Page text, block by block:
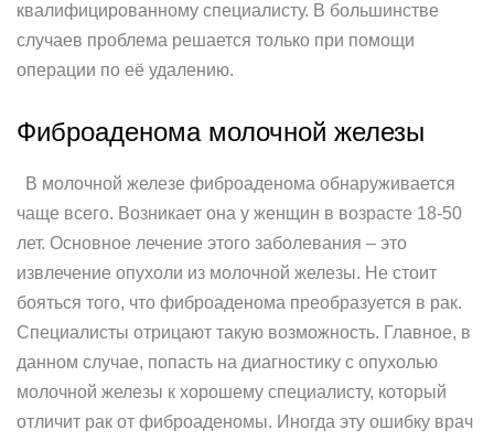
квалифицированному специалисту. В большинстве
случаев проблема решается только при помощи
операции по её удалению.
Фиброаденома молочной железы
В молочной железе фиброаденома обнаруживается
чаще всего. Возникает она у женщин в возрасте 18-50
лет. Основное лечение этого заболевания – это
извлечение опухоли из молочной железы. Не стоит
бояться того, что фиброаденома преобразуется в рак.
Специалисты отрицают такую возможность. Главное, в
данном случае, попасть на диагностику с опухолью
молочной железы к хорошему специалисту, который
отличит рак от фиброаденомы. Иногда эту ошибку врач